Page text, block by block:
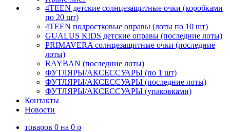
4TEEN детские солнцезащитные очки (коробками
по 20 шт)
4TEEN подростковые оправы (лоты по 10 шт)
GUALUS KIDS детские оправы (последние лоты)
PRIMAVERA солнцезащитные очки (последние
лоты)
RAYBAN (последние лоты)
ФУТЛЯРЫ/АКСЕССУАРЫ (по 1 шт)
ФУТЛЯРЫ/АКСЕССУАРЫ (последние лоты)
ФУТЛЯРЫ/АКСЕССУАРЫ (упаковками)
Контакты
Новости
товаров 0 на 0 p